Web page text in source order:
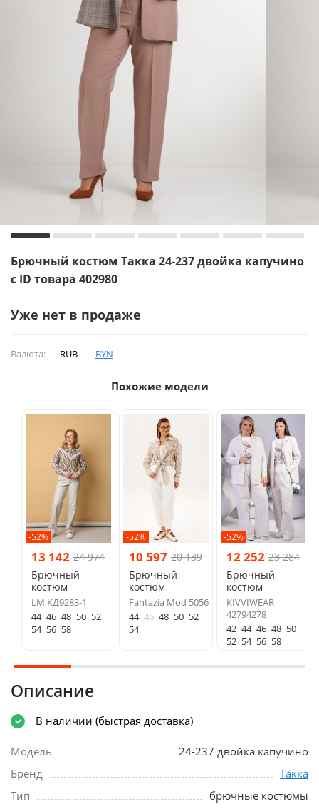
Брючный костюм Такка 24-237 двойка капучино
с ID товара 402980
Уже нет в продаже
Валюта: RUB BYN
Похожие модели
-52%
13 142 24 974
Брючный
костюм
LM КД9283-1
44 46 48 50 52
54 56 58
-52%
10 597 20 139
Брючный
костюм
Fantazia Mod 5056
44 46 48 50 52
54
-52%
12 252 23 284
Брючный
костюм
KIVVIWEAR
42794278
42 44 46 48 50
52 54 56 58
Описание
В наличии (быстрая доставка)
Модель
24-237 двойка капучино
Бренд
Такка
Тип
брючные костюмы